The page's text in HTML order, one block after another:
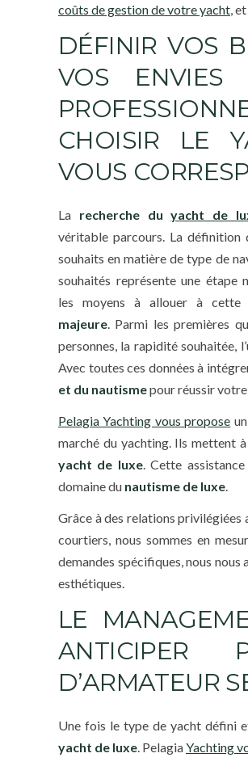
coûts de gestion de votre yacht ,
DÉFINIR VOS
VOS ENVIES
CHOISIR LE
VOUS
La recherche duyacht de
véritable parcours. La définition
souhaits en matière de type de
souhaités représente une étape
les moyens à allouer à cette
majeure . Parmi les premières
personnes, la rapidité souhaitée,
Avec toutes ces données à
et du nautismepour réussir
Pelagia Yachting vous propose
marché du yachting. Ils mettent
yacht de luxe. Cette
domaine du nautisme de luxe
Grâce à des relations privilégiées
courtiers, nous sommes en
demandes spécifiques, nous
esthétiques.
LE
ANTICIPER
D’ARMATEUR
Une fois le type de yacht défini
yacht de luxe . PelagiaYachting